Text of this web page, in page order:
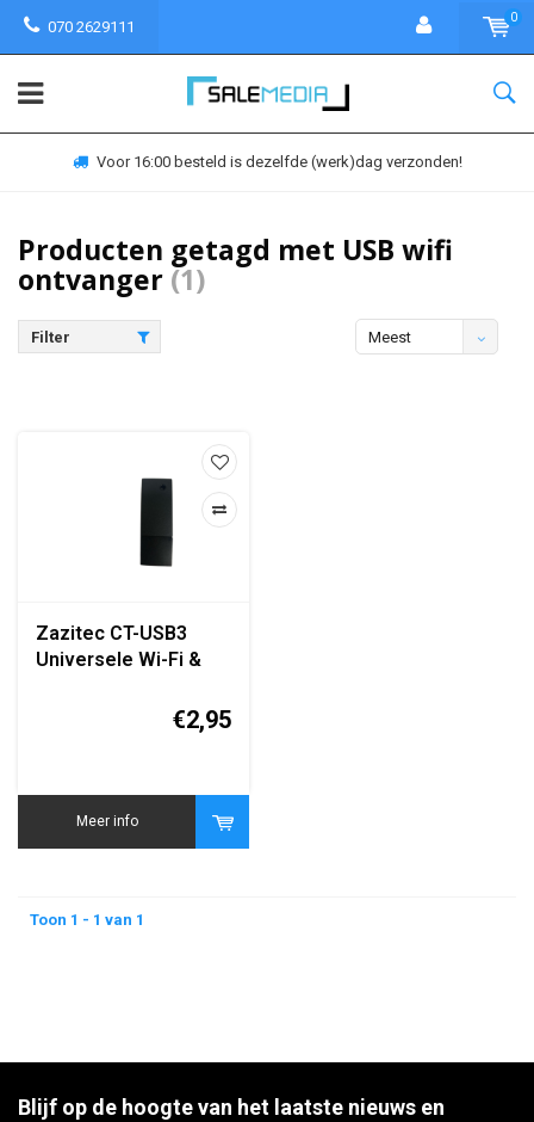
070 2629111
0
Voor 16:00 besteld is dezelfde (werk)dag verzonden!
Producten getagd met USB wifi
ontvanger (1)
Filter
Meest
Zazitec CT-USB3
Universele Wi-Fi &
Dual Band 2.4/5GHz –
Connectiviteit
€2,95
Meer info
Toon 1 - 1 van 1
Blijf op de hoogte van het laatste nieuws en